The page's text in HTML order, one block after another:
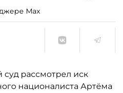
Max
рассмотрел иск
националиста Артёма